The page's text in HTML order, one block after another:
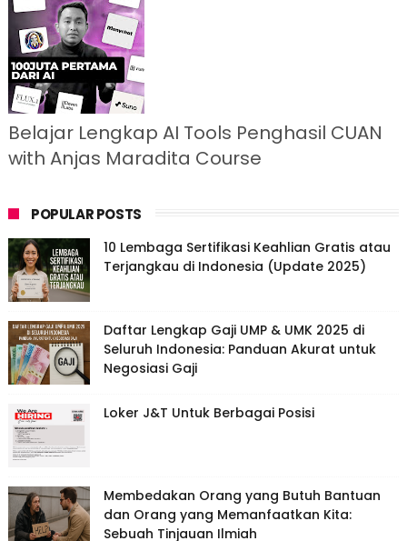
Belajar Lengkap AI Tools Penghasil CUAN
with Anjas Maradita Course
POPULAR POSTS
10 Lembaga Sertifikasi Keahlian Gratis atau
Terjangkau di Indonesia (Update 2025)
Daftar Lengkap Gaji UMP & UMK 2025 di
Seluruh Indonesia: Panduan Akurat untuk
Negosiasi Gaji
Loker J&T Untuk Berbagai Posisi
Membedakan Orang yang Butuh Bantuan
dan Orang yang Memanfaatkan Kita:
Sebuah Tinjauan Ilmiah